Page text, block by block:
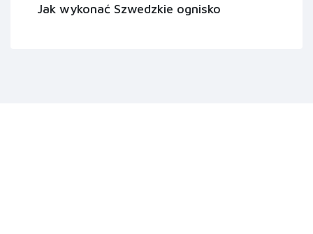
Jak wykonać Szwedzkie ognisko